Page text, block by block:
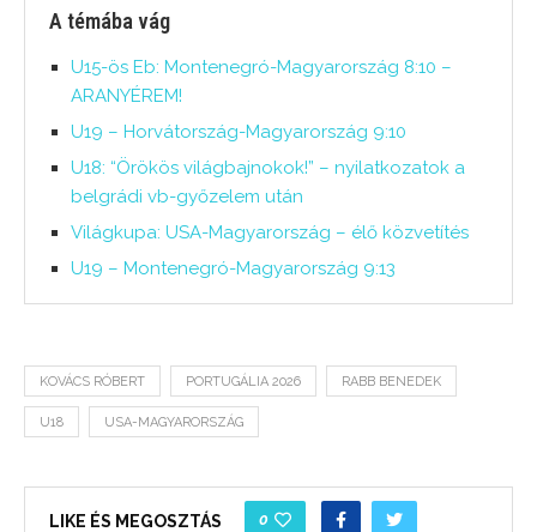
A témába vág
U15-ös Eb: Montenegró-Magyarország 8:10 –
ARANYÉREM!
U19 – Horvátország-Magyarország 9:10
U18: “Örökös világbajnokok!” – nyilatkozatok a
belgrádi vb-győzelem után
Világkupa: USA-Magyarország – élő közvetítés
U19 – Montenegró-Magyarország 9:13
KOVÁCS RÓBERT PORTUGÁLIA 2026 RABB BENEDEK
U18 USA-MAGYARORSZÁG
LIKE ÉS MEGOSZTÁS 0